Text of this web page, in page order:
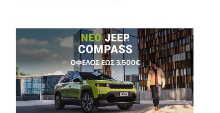
Απόψεις
Test Drive
Δοκιμή
Αποστολή